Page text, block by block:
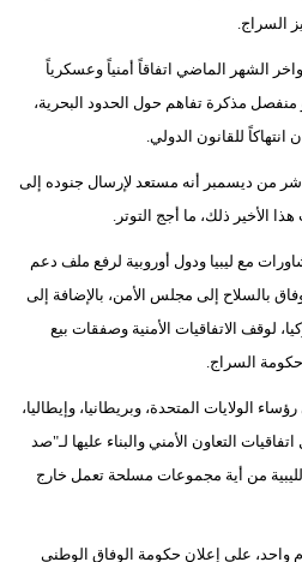
السراج.
الشهر الماضي اتفاقاً أمنياً وعسكرياً
مذكرة تفاهم حول الحدود البحرية،
للقانون الدولي.
من ديسمبر أنه مستعد لإرسال جنوده إلى
الأخير ذلك، ما أجج التوتر.
مع ليبيا ودول أوروبية لرفع ملف دعم
بالسلاح إلى مجلس الأمن، بالإضافة إلى
لوقف الاتفاقيات الأمنية وصفقات بيع
السراج.
الولايات المتحدة، وبريطانيا، وإيطاليا،
التعاون الأمني والبناء عليها لـ"صد
من أية مجموعات مسلحة تعمل خارج
على إعلان حكومة الوفاق الوطني